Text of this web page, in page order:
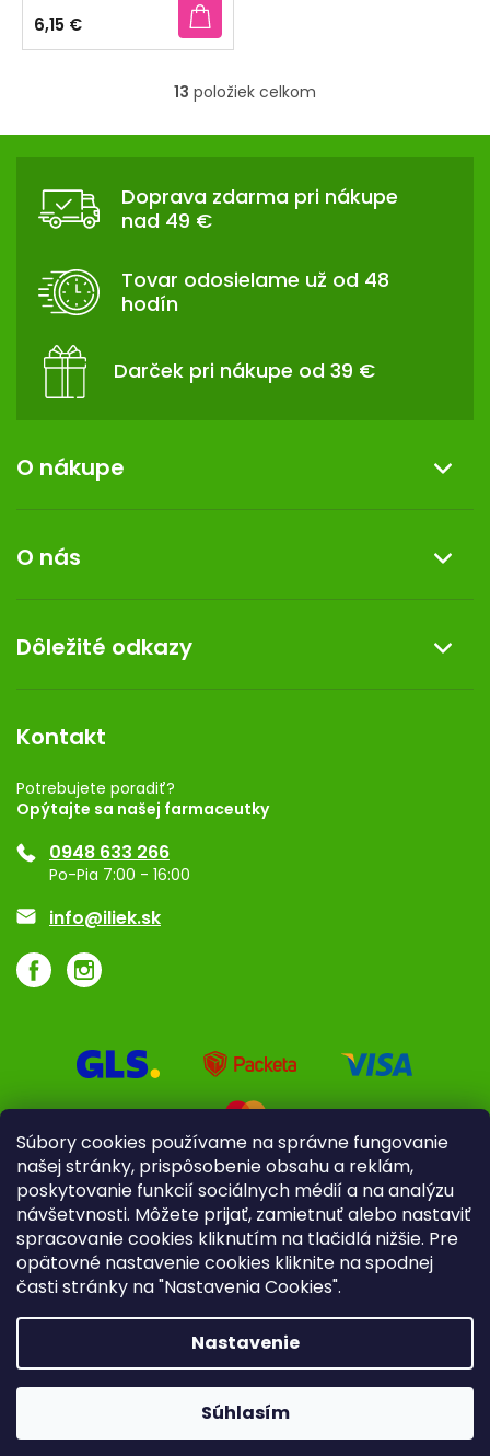
Súbory cookies používame na správne fungovanie
našej stránky, prispôsobenie obsahu a reklám,
poskytovanie funkcií sociálnych médií a na analýzu
návšetvnosti. Môžete prijať, zamietnuť alebo nastaviť
spracovanie cookies kliknutím na tlačidlá nižšie. Pre
opätovné nastavenie cookies kliknite na spodnej
časti stránky na "Nastavenia Cookies".
Nastavenie
Súhlasím
produktu
je
5,0
6,15 €
O
v
l
d
i
e
v
y
i
13 položiek celkom
Z
Doprava zdarma pri nákupe
nad 49 €
Tovar odosielame už od 48
hodín
Darček pri nákupe od 39 €
O nákupe
Reklamácia a vrátenie tovaru
Doprava a platba
Darček k nákupu
O nás
Kontakt
Dermocentrum
Dôležité odkazy
Rozhodnutie na prevádzku
Registrácia
Ponuka pre firmy
Značky
Kontakt
Potrebujete poradiť?
Opýtajte sa našej farmaceutky
0948 633 266
Po-Pia 7:00 - 16:00
info@iliek.sk
Pre firmy Poradenstvo
iliek.sk. Všetky práva vyhradené.
nastavenie cookies